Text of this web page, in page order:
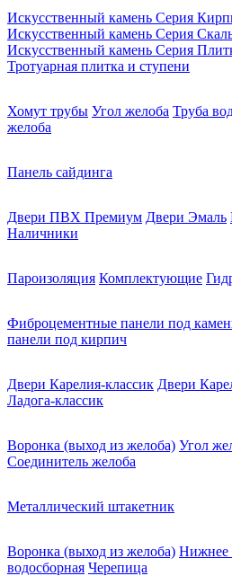
Искусственный камень Серия
Искусственный камень Серия
Искусственный камень Серия
Тротуарная плитка и ступени
Хомут трубы Угол желоба Труба
желоба
Панель сайдинга
Двери ПВХ Премиум Двери Эмаль
Наличники
Пароизоляция Комплектующие
Фиброцементные панели под
панели под кирпич
Двери Карелия-классик Двери
Ладога-классик
Воронка (выход из желоба) Угол
Соединитель желоба
Металлический штакетник
Воронка (выход из желоба) Нижнее
водосборная Черепица